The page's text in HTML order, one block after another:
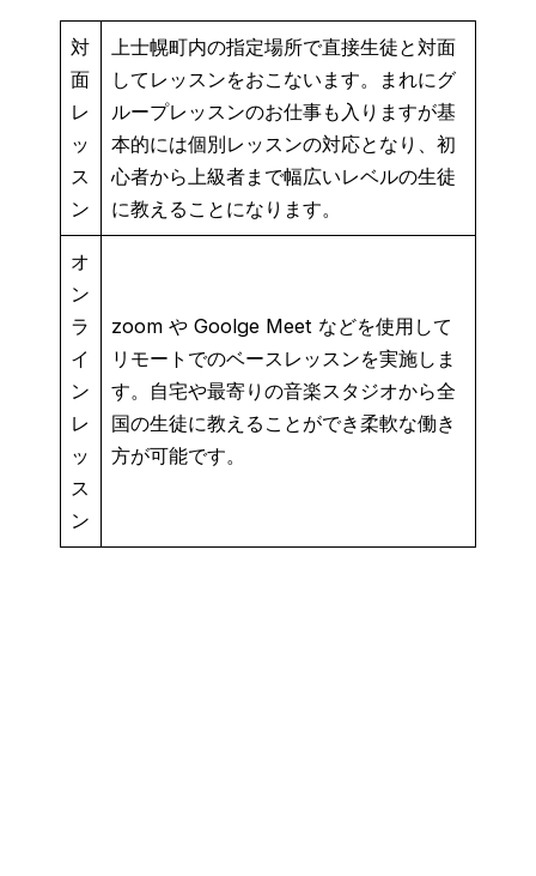
対
面
レ
ッ
ス
ン
上士幌町内の指定場所で直接生徒と対面
してレッスンをおこないます。まれにグ
ループレッスンのお仕事も入りますが基
本的には個別レッスンの対応となり、初
心者から上級者まで幅広いレベルの生徒
に教えることになります。
オ
ン
ラ
イ
ン
レ
ッ
ス
ン
zoom や Goolge Meet などを使用して
リモートでのベースレッスンを実施しま
す。自宅や最寄りの音楽スタジオから全
国の生徒に教えることができ柔軟な働き
方が可能です。